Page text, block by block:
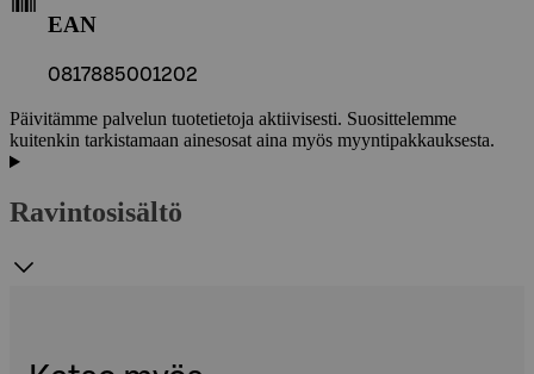
EAN
0817885001202
Päivitämme palvelun tuotetietoja aktiivisesti. Suosittelemme
kuitenkin tarkistamaan ainesosat aina myös myyntipakkauksesta.
Ravintosisältö